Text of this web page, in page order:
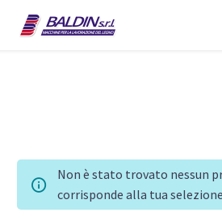
Non è stato trovato nessun
corrisponde alla tua